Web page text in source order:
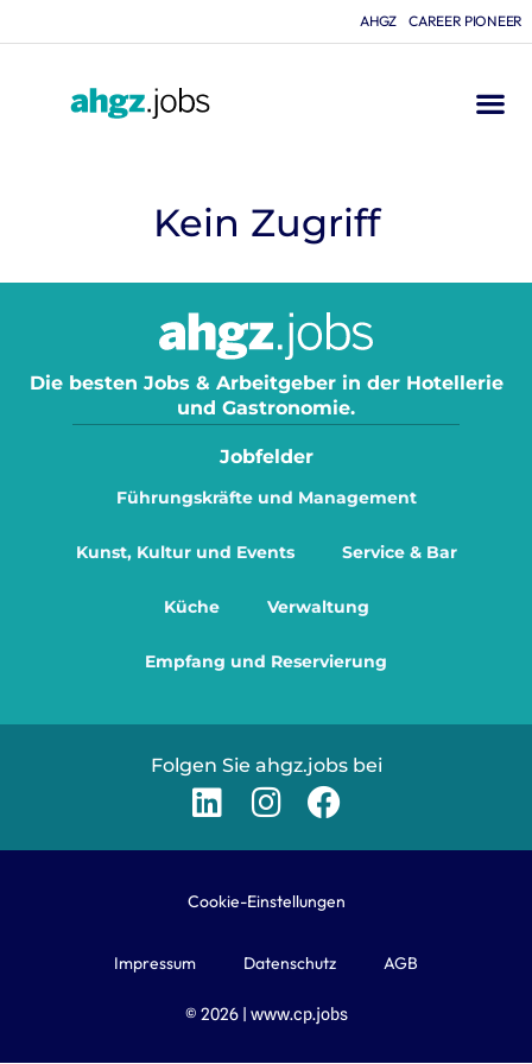
AHGZ CAREER PIONEER
Kein Zugriff
Die besten Jobs & Arbeitgeber in der Hotellerie
und Gastronomie.
Jobfelder
Führungskräfte und Management
Kunst, Kultur und Events Service & Bar
Küche Verwaltung
Empfang und Reservierung
Folgen Sie ahgz.jobs bei
Cookie-Einstellungen
Impressum Datenschutz AGB
© 2026 | www.cp.jobs